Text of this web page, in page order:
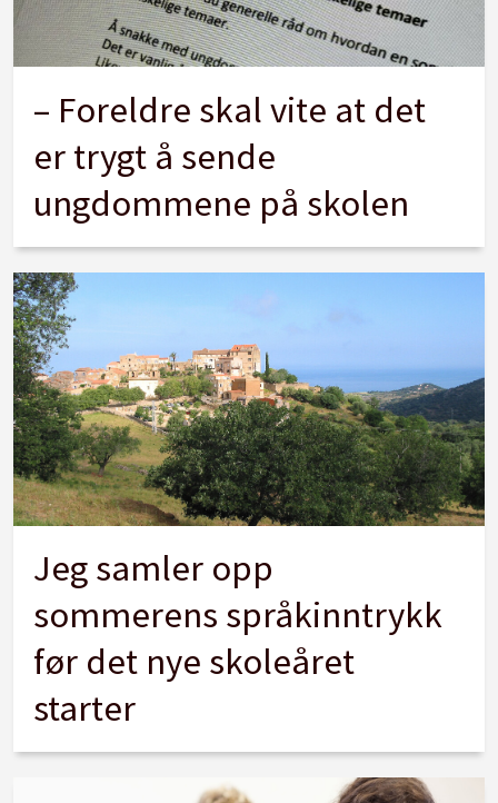
– Foreldre skal vite at det
er trygt å sende
ungdommene på skolen
Jeg samler opp
sommerens språkinntrykk
før det nye skoleåret
starter